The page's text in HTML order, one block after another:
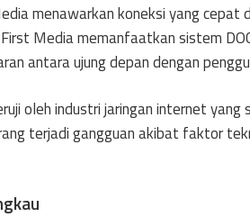
menawarkan koneksi yang cepat
Media memanfaatkan sistem
antara ujung depan dengan
oleh industri jaringan internet yang
terjadi gangguan akibat faktor